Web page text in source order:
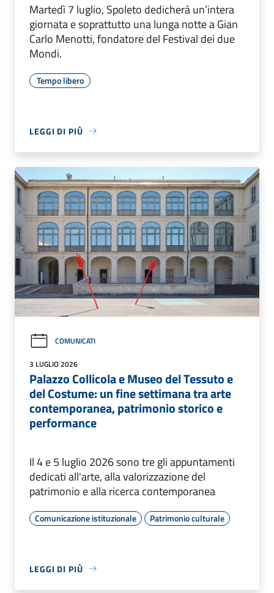
Martedì 7 luglio, Spoleto dedicherà un’intera
giornata e soprattutto una lunga notte a Gian
Carlo Menotti, fondatore del Festival dei due
Mondi.
Tempo libero
LEGGI DI PIÙ
COMUNICATI
3 LUGLIO 2026
Palazzo Collicola e Museo del Tessuto e
del Costume: un fine settimana tra arte
contemporanea, patrimonio storico e
performance
Il 4 e 5 luglio 2026 sono tre gli appuntamenti
dedicati all'arte, alla valorizzazione del
patrimonio e alla ricerca contemporanea
Comunicazione istituzionale Patrimonio culturale
LEGGI DI PIÙ